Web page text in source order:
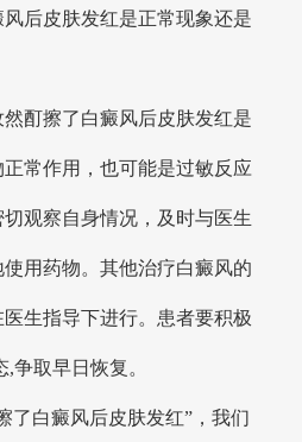
后皮肤发红是正常现象还是
酊擦了白癜风后皮肤发红是
常作用，也可能是过敏反应
观察自身情况，及时与医生
用药物。其他治疗白癜风的
生指导下进行。患者要积极
争取早日恢复。
了白癜风后皮肤发红”，我们